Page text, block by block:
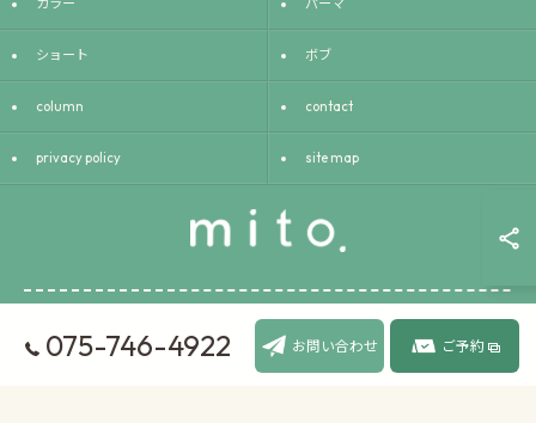
075-746-4922 お問い合わせ ご予約
カラー パーマ
ショート ボブ
column contact
privacy policy site map
© 2026 京都府京都市の美容室ならmito. ALL RIGHTS RESERVED.